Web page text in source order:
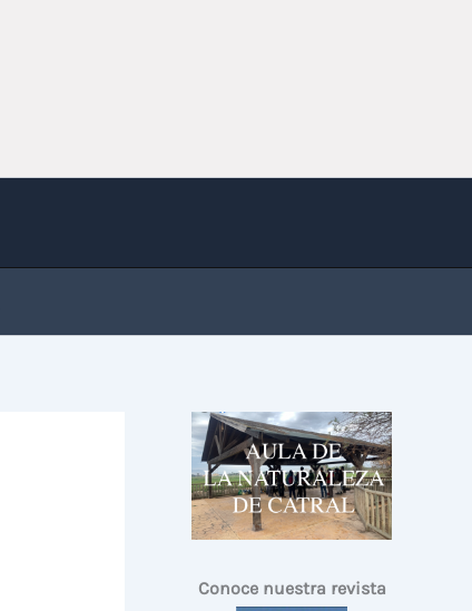
Conoce nuestra revista